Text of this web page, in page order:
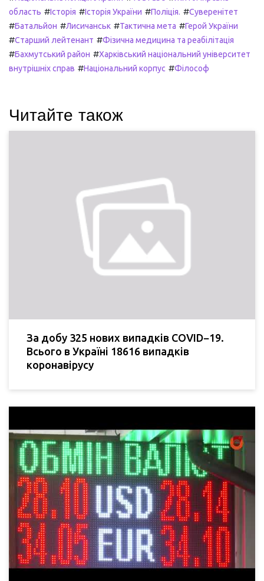
область #Історія #Історія України #Поліція. #Суверенітет
#Батальйон #Лисичанськ #Тактична мета #Герой України
#Старший лейтенант #Фізична медицина та реабілітація
#Бахмутський район #Харківський національний університет
внутрішніх справ #Національний корпус #Філософ
Читайте також
За добу 325 нових випадків COVID−19.
Всього в Україні 18616 випадків
коронавірусу